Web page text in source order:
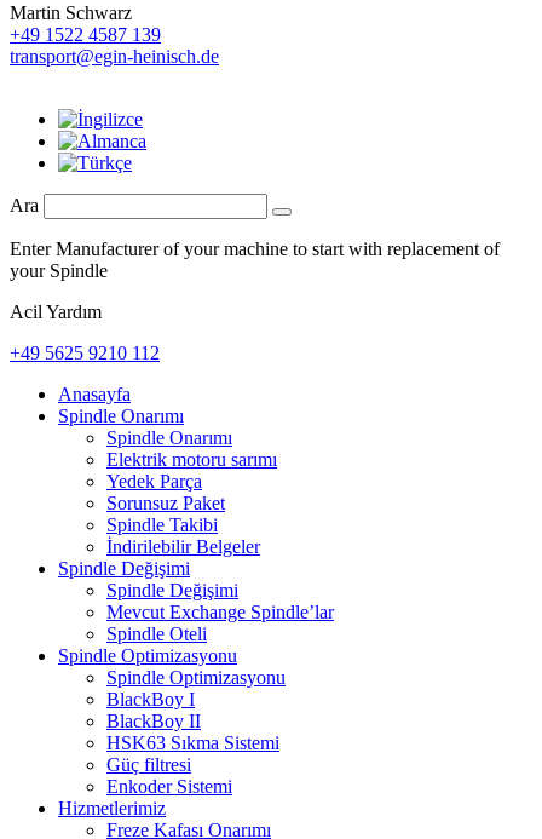
Martin Schwarz
+49 1522 4587 139
transport@egin-heinisch.de
Ara
Enter Manufacturer of your machine to start with replacement of
your Spindle
Acil Yardım
+49 5625 9210 112
Anasayfa
Spindle Onarımı
Spindle Onarımı
Elektrik motoru sarımı
Yedek Parça
Sorunsuz Paket
Spindle Takibi
İndirilebilir Belgeler
Spindle Değişimi
Spindle Değişimi
Mevcut Exchange Spindle’lar
Spindle Oteli
Spindle Optimizasyonu
Spindle Optimizasyonu
BlackBoy I
BlackBoy II
HSK63 Sıkma Sistemi
Güç filtresi
Enkoder Sistemi
Hizmetlerimiz
Freze Kafası Onarımı